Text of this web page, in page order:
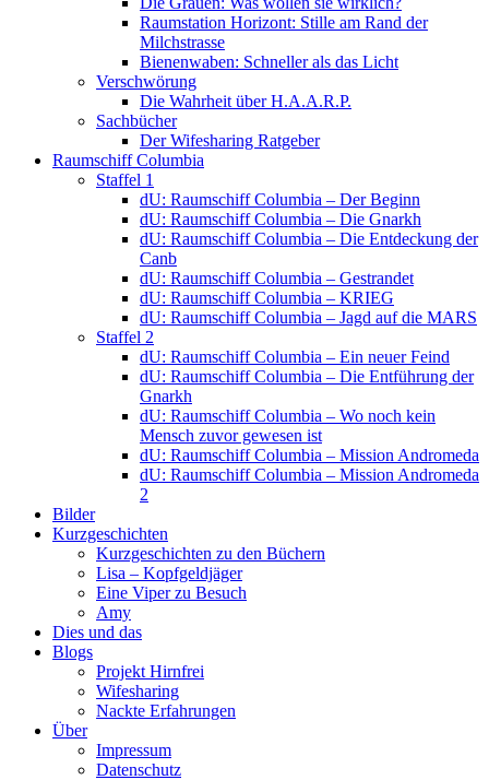
Raumstation Horizont: Stille am Rand der
Milchstrasse
Bienenwaben: Schneller als das Licht
Verschwörung
Die Wahrheit über H.A.A.R.P.
Sachbücher
Der Wifesharing Ratgeber
Raumschiff Columbia
Staffel 1
dU: Raumschiff Columbia – Der Beginn
dU: Raumschiff Columbia – Die Gnarkh
dU: Raumschiff Columbia – Die Entdeckung der
Canb
dU: Raumschiff Columbia – Gestrandet
dU: Raumschiff Columbia – KRIEG
dU: Raumschiff Columbia – Jagd auf die MARS
Staffel 2
dU: Raumschiff Columbia – Ein neuer Feind
dU: Raumschiff Columbia – Die Entführung der
Gnarkh
dU: Raumschiff Columbia – Wo noch kein
Mensch zuvor gewesen ist
dU: Raumschiff Columbia – Mission Andromeda
dU: Raumschiff Columbia – Mission Andromeda
2
Bilder
Kurzgeschichten
Kurzgeschichten zu den Büchern
Lisa – Kopfgeldjäger
Eine Viper zu Besuch
Amy
Dies und das
Blogs
Projekt Hirnfrei
Wifesharing
Nackte Erfahrungen
Über
Impressum
Datenschutz